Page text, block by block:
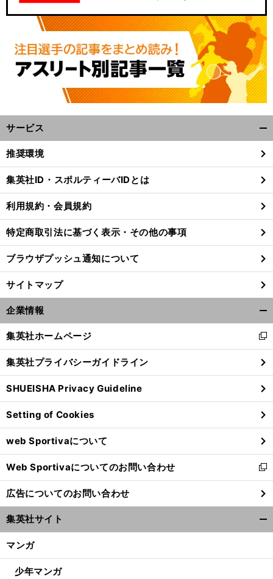
サービス
閉
る
推奨環境
集英社ID・スポルティーバIDとは
利用規約・会員規約
特定商取引法に基づく表示・その他の事項
ブラウザプッシュ通知について
サイトマップ
企業情報
閉
る
集英社ホームページ
新
し
い
ウ
ィ
ン
ド
ウ
で
開
く
集英社プライバシーガイドライン
SHUEISHA Privacy Guideline
Setting of Cookies
web Sportivaについて
Web Sportivaについてのお問い合わせ
新
し
い
ウ
ィ
ン
ウ
広告についてのお問い合わせ
集英社サイト
マンガ
少年マンガ